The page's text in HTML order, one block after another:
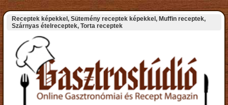
Receptek képekkel, Sütemény receptek képekkel, Muffin receptek,
Szárnyas ételreceptek, Torta receptek